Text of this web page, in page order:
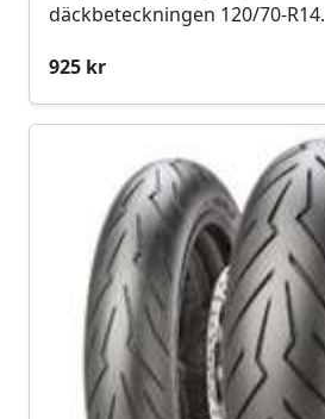
däckbeteckningen 120/70-R14.
925 kr